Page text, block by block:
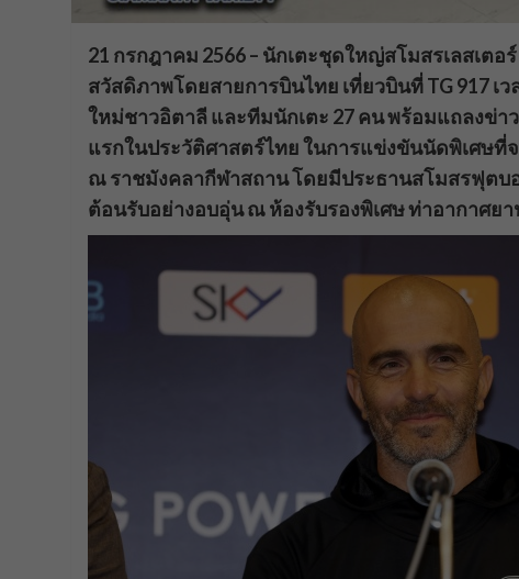
21 กรกฎาคม 2566 – นักเตะชุดใหญ่สโมสรเลสเต
สวัสดิภาพโดยสายการบินไทย เที่ยวบินที่ TG 917 เ
ใหม่ชาวอิตาลี และทีมนักเตะ 27 คน พร้อมแถลงข่
แรกในประวัติศาสตร์ไทย ในการแข่งขันนัดพิเศษที่
ณ ราชมังคลากีฬาสถาน โดยมีประธานสโมสรฟุตบ
ต้อนรับอย่างอบอุ่น ณ ห้องรับรองพิเศษ ท่าอากาศย